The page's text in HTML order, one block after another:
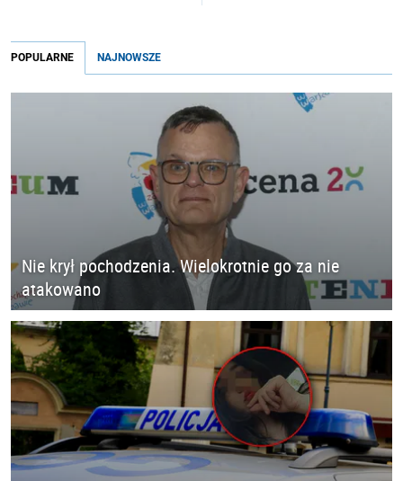
POPULARNE NAJNOWSZE
Nie krył pochodzenia. Wielokrotnie go za nie
atakowano